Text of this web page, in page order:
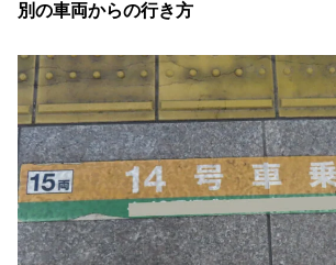
別の車両からの行き方